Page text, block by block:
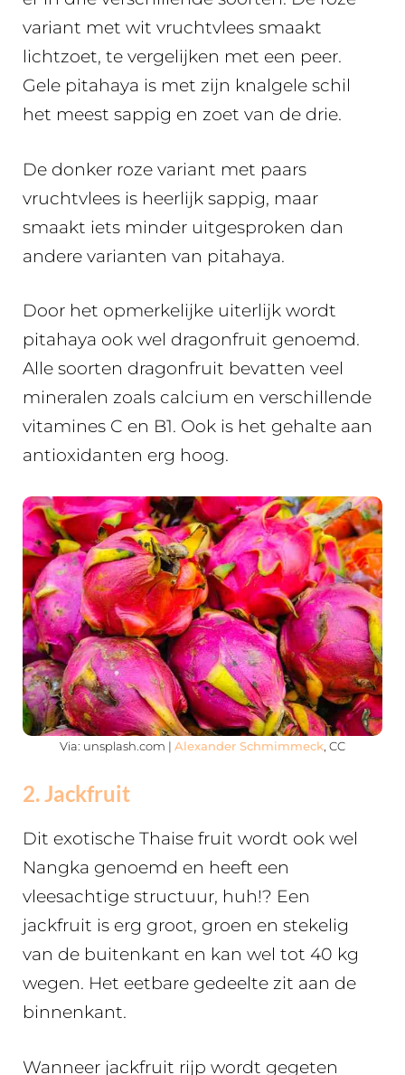
variant met wit vruchtvlees smaakt
lichtzoet, te vergelijken met een peer.
Gele pitahaya is met zijn knalgele schil
het meest sappig en zoet van de drie.
De donker roze variant met paars
vruchtvlees is heerlijk sappig, maar
smaakt iets minder uitgesproken dan
andere varianten van pitahaya.
Door het opmerkelijke uiterlijk wordt
pitahaya ook wel dragonfruit genoemd.
Alle soorten dragonfruit bevatten veel
mineralen zoals calcium en verschillende
vitamines C en B1. Ook is het gehalte aan
antioxidanten erg hoog.
Via: unsplash.com | Alexander Schmimmeck , CC
2. Jackfruit
Dit exotische Thaise fruit wordt ook wel
Nangka genoemd en heeft een
vleesachtige structuur, huh!? Een
jackfruit is erg groot, groen en stekelig
van de buitenkant en kan wel tot 40 kg
wegen. Het eetbare gedeelte zit aan de
binnenkant.
Wanneer jackfruit rijp wordt gegeten